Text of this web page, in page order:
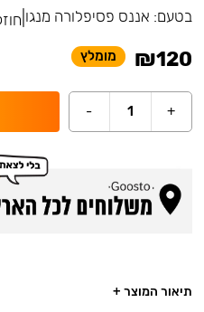
בטעם: אננס פסיפלורה מנגו
₪120 מומלץ
+
1
-
תיאור המוצר +